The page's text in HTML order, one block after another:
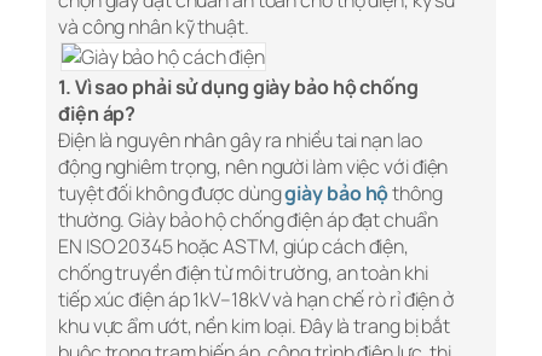
và công nhân kỹ thuật.
1. Vì sao phải sử dụng giày bảo hộ chống
điện áp?
Điện là nguyên nhân gây ra nhiều tai nạn lao
động nghiêm trọng, nên người làm việc với điện
tuyệt đối không được dùnggiày bảo hộthông
thường. Giày bảo hộ chống điện áp đạt chuẩn
EN ISO 20345 hoặc ASTM, giúp cách điện,
chống truyền điện từ môi trường, an toàn khi
tiếp xúc điện áp 1kV–18kV và hạn chế rò rỉ điện ở
khu vực ẩm ướt, nền kim loại. Đây là trang bị bắt